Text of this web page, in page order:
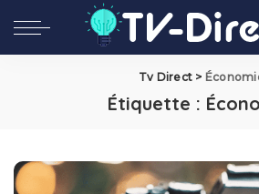
Tv Direct >
Étiquette :